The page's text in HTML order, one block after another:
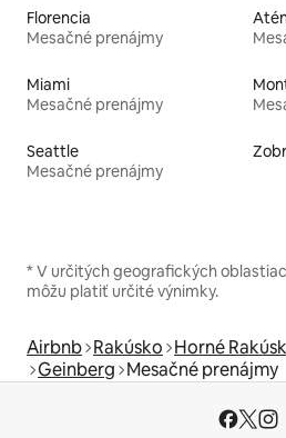
Florencia
Mesačné prenájmy
Miami
Mesačné prenájmy
Seattle
Mesačné prenájmy
* V určitých geografických
môžu platiť určité výnimky.
Airbnb Rakúsko Horné
Geinberg Mesačné prenájmy